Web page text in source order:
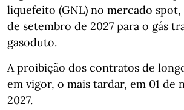
liquefeito (GNL) no mercado
de setembro de 2027 para o gás
gasoduto.
A proibição dos contratos de
em vigor, o mais tardar, em 01 de
2027.